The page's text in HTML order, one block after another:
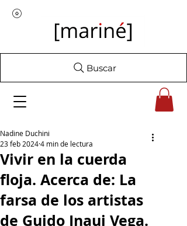
Buscar
Vivir en la cuerda
floja. Acerca de: La
farsa de los artistas
de Guido Inaui Vega.
Nadine Duchini
23 feb 20244 min de lectura